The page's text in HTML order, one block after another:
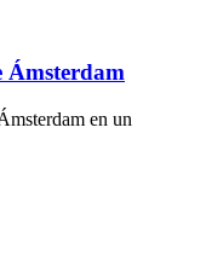
Ámsterdam
en un